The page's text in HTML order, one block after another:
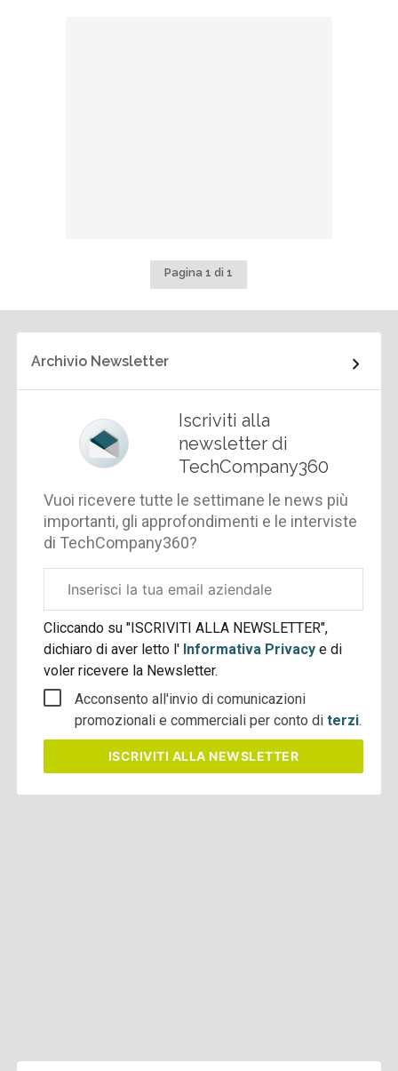
Pagina 1 di 1
Archivio Newsletter
Iscriviti alla
newsletter di
TechCompany360
Vuoi ricevere tutte le settimane le news più
importanti, gli approfondimenti e le interviste
di TechCompany360?
aziendale
Cliccando su "ISCRIVITI ALLA NEWSLETTER",
dichiaro di aver letto l' Informativa Privacye di
voler ricevere la Newsletter.
Acconsento all'invio di comunicazioni
promozionali e commerciali per conto diterzi.
ISCRIVITI ALLA NEWSLETTER